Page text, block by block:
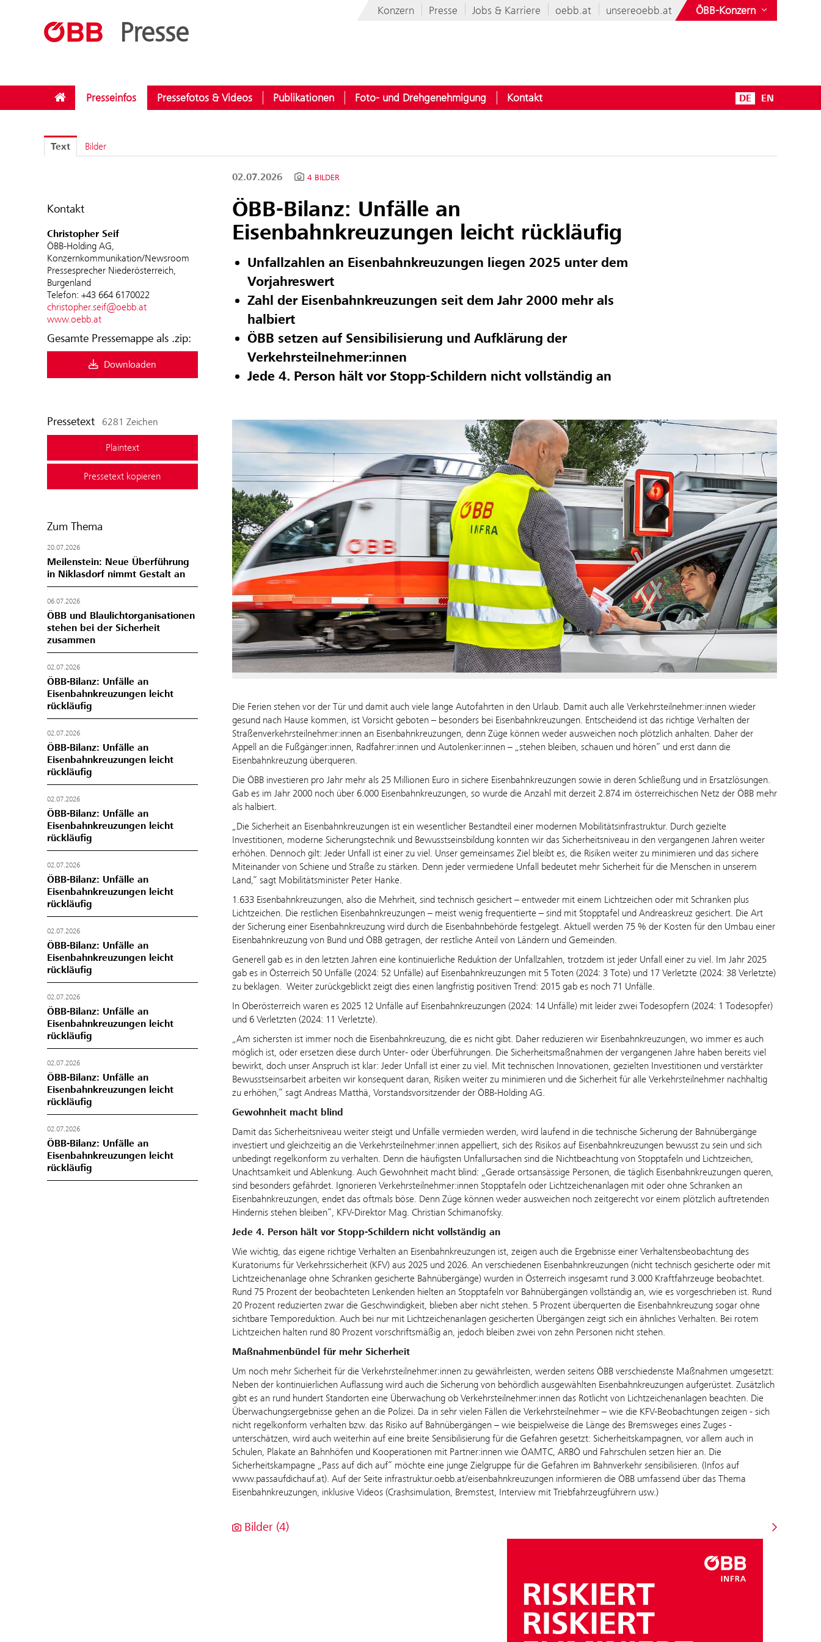
Presse
Konzern Presse Jobs & Karriere oebb.at unsereoebb.at ÖBB-Konzern
Presseinfos Pressefotos & Videos Publikationen Foto- und Drehgenehmigung Kontakt DE EN
Text Bilder
Kontakt
Christopher Seif
ÖBB-Holding AG,
Konzernkommunikation/Newsroom
Pressesprecher Niederösterreich,
Burgenland
Telefon: +43 664 6170022
christopher.seif@oebb.at
www.oebb.at
Gesamte Pressemappe als .zip:
Downloaden
Pressetext 6281 Zeichen
Plaintext
Pressetext kopieren
Zum Thema
20.07.2026
Meilenstein: Neue Überführung
in Niklasdorf nimmt Gestalt an
06.07.2026
ÖBB und Blaulichtorganisationen
stehen bei der Sicherheit
zusammen
02.07.2026
ÖBB-Bilanz: Unfälle an
Eisenbahnkreuzungen leicht
rückläufig
02.07.2026
ÖBB-Bilanz: Unfälle an
Eisenbahnkreuzungen leicht
rückläufig
02.07.2026
ÖBB-Bilanz: Unfälle an
Eisenbahnkreuzungen leicht
rückläufig
02.07.2026
ÖBB-Bilanz: Unfälle an
Eisenbahnkreuzungen leicht
rückläufig
02.07.2026
ÖBB-Bilanz: Unfälle an
Eisenbahnkreuzungen leicht
rückläufig
02.07.2026
ÖBB-Bilanz: Unfälle an
Eisenbahnkreuzungen leicht
rückläufig
02.07.2026
ÖBB-Bilanz: Unfälle an
Eisenbahnkreuzungen leicht
rückläufig
02.07.2026
ÖBB-Bilanz: Unfälle an
Eisenbahnkreuzungen leicht
rückläufig
02.07.2026 4 BILDER
ÖBB-Bilanz: Unfälle an
Eisenbahnkreuzungen leicht rückläufig
Unfallzahlen an Eisenbahnkreuzungen liegen 2025 unter dem
Vorjahreswert
Zahl der Eisenbahnkreuzungen seit dem Jahr 2000 mehr als
halbiert
ÖBB setzen auf Sensibilisierung und Aufklärung der
Verkehrsteilnehmer:innen
Jede 4. Person hält vor Stopp-Schildern nicht vollständig an
Die Ferien stehen vor der Tür und damit auch viele lange Autofahrten in den Urlaub. Damit auch alle Verkehrsteilnehmer:innen wieder
gesund nach Hause kommen, ist Vorsicht geboten – besonders bei Eisenbahnkreuzungen. Entscheidend ist das richtige Verhalten der
Straßenverkehrsteilnehmer:innen an Eisenbahnkreuzungen, denn Züge können weder ausweichen noch plötzlich anhalten. Daher der
Appell an die Fußgänger:innen, Radfahrer:innen und Autolenker:innen – „stehen bleiben, schauen und hören“ und erst dann die
Eisenbahnkreuzung überqueren.
Die ÖBB investieren pro Jahr mehr als 25 Millionen Euro in sichere Eisenbahnkreuzungen sowie in deren Schließung und in Ersatzlösungen.
Gab es im Jahr 2000 noch über 6.000 Eisenbahnkreuzungen, so wurde die Anzahl mit derzeit 2.874 im österreichischen Netz der ÖBB mehr
als halbiert.
„Die Sicherheit an Eisenbahnkreuzungen ist ein wesentlicher Bestandteil einer modernen Mobilitätsinfrastruktur. Durch gezielte
Investitionen, moderne Sicherungstechnik und Bewusstseinsbildung konnten wir das Sicherheitsniveau in den vergangenen Jahren weiter
erhöhen. Dennoch gilt: Jeder Unfall ist einer zu viel. Unser gemeinsames Ziel bleibt es, die Risiken weiter zu minimieren und das sichere
Miteinander von Schiene und Straße zu stärken. Denn jeder vermiedene Unfall bedeutet mehr Sicherheit für die Menschen in unserem
Land,“ sagt Mobilitätsminister Peter Hanke.
1.633 Eisenbahnkreuzungen, also die Mehrheit, sind technisch gesichert – entweder mit einem Lichtzeichen oder mit Schranken plus
Lichtzeichen. Die restlichen Eisenbahnkreuzungen – meist wenig frequentierte – sind mit Stopptafel und Andreaskreuz gesichert. Die Art
der Sicherung einer Eisenbahnkreuzung wird durch die Eisenbahnbehörde festgelegt. Aktuell werden 75 % der Kosten für den Umbau einer
Eisenbahnkreuzung von Bund und ÖBB getragen, der restliche Anteil von Ländern und Gemeinden.
Generell gab es in den letzten Jahren eine kontinuierliche Reduktion der Unfallzahlen, trotzdem ist jeder Unfall einer zu viel. Im Jahr 2025
gab es in Österreich 50 Unfälle (2024: 52 Unfälle) auf Eisenbahnkreuzungen mit 5 Toten (2024: 3 Tote) und 17 Verletzte (2024: 38 Verletzte)
zu beklagen. Weiter zurückgeblickt zeigt dies einen langfristig positiven Trend: 2015 gab es noch 71 Unfälle.
In Oberösterreich waren es 2025 12 Unfälle auf Eisenbahnkreuzungen (2024: 14 Unfälle) mit leider zwei Todesopfern (2024: 1 Todesopfer)
und 6 Verletzten (2024: 11 Verletzte).
„Am sichersten ist immer noch die Eisenbahnkreuzung, die es nicht gibt. Daher reduzieren wir Eisenbahnkreuzungen, wo immer es auch
möglich ist, oder ersetzen diese durch Unter- oder Überführungen. Die Sicherheitsmaßnahmen der vergangenen Jahre haben bereits viel
bewirkt, doch unser Anspruch ist klar: Jeder Unfall ist einer zu viel. Mit technischen Innovationen, gezielten Investitionen und verstärkter
Bewusstseinsarbeit arbeiten wir konsequent daran, Risiken weiter zu minimieren und die Sicherheit für alle Verkehrsteilnehmer nachhaltig
zu erhöhen,“ sagt Andreas Matthä, Vorstandsvorsitzender der ÖBB-Holding AG.
Gewohnheit macht blind
Damit das Sicherheitsniveau weiter steigt und Unfälle vermieden werden, wird laufend in die technische Sicherung der Bahnübergänge
investiert und gleichzeitig an die Verkehrsteilnehmer:innen appelliert, sich des Risikos auf Eisenbahnkreuzungen bewusst zu sein und sich
unbedingt regelkonform zu verhalten. Denn die häufigsten Unfallursachen sind die Nichtbeachtung von Stopptafeln und Lichtzeichen,
Unachtsamkeit und Ablenkung. Auch Gewohnheit macht blind:
Gerade ortsansässige Personen, die täglich Eisenbahnkreuzungen queren,
sind besonders gefährdet. Ignorieren Verkehrsteilnehmer:innen Stopptafeln oder Lichtzeichenanlagen mit oder ohne Schranken an
Eisenbahnkreuzungen, endet das oftmals böse. Denn Züge können weder ausweichen noch zeitgerecht vor einem plötzlich auftretenden
Hindernis stehen bleiben“, KFV-Direktor Mag. Christian Schimanofsky.
Jede 4. Person hält vor Stopp-Schildern nicht vollständig an
Wie wichtig, das eigene richtige Verhalten an Eisenbahnkreuzungen ist, zeigen auch die Ergebnisse einer Verhaltensbeobachtung des
Kuratoriums für Verkehrssicherheit (KFV) aus 2025 und 2026. An verschiedenen Eisenbahnkreuzungen (nicht technisch gesicherte oder mit
Lichtzeichenanlage ohne Schranken gesicherte Bahnübergänge) wurden in Österreich insgesamt rund 3.000 Kraftfahrzeuge beobachtet.
Rund 75 Prozent der beobachteten Lenkenden hielten an Stopptafeln vor Bahnübergängen vollständig an, wie es vorgeschrieben ist. Rund
20 Prozent reduzierten zwar die Geschwindigkeit, blieben aber nicht stehen. 5 Prozent überquerten die Eisenbahnkreuzung sogar ohne
sichtbare Temporeduktion. Auch bei nur mit Lichtzeichenanlagen gesicherten Übergängen zeigt sich ein ähnliches Verhalten. Bei rotem
Lichtzeichen halten rund 80 Prozent vorschriftsmäßig an, jedoch bleiben zwei von zehn Personen nicht stehen.
Maßnahmenbündel für mehr Sicherheit
Um noch mehr Sicherheit für die Verkehrsteilnehmer:innen zu gewährleisten, werden seitens ÖBB verschiedenste Maßnahmen umgesetzt:
Neben der kontinuierlichen Auflassung wird auch die Sicherung von behördlich ausgewählten Eisenbahnkreuzungen aufgerüstet. Zusätzlich
gibt es an rund hundert Standorten eine Überwachung ob Verkehrsteilnehmer:innen das Rotlicht von Lichtzeichenanlagen beachten. Die
Überwachungsergebnisse gehen an die Polizei. Da in sehr vielen Fällen die Verkehrsteilnehmer – wie die KFV-Beobachtungen zeigen - sich
nicht regelkonform verhalten bzw. das Risiko auf Bahnübergängen – wie beispielweise die Länge des Bremsweges eines Zuges -
unterschätzen, wird auch weiterhin auf eine breite Sensibilisierung für die Gefahren gesetzt: Sicherheitskampagnen, vor allem auch in
Schulen, Plakate an Bahnhöfen und Kooperationen mit Partner:innen wie ÖAMTC, ARBÖ und Fahrschulen setzen hier an. Die
Sicherheitskampagne „Pass auf dich auf“ möchte eine junge Zielgruppe für die Gefahren im Bahnverkehr sensibilisieren. (Infos auf
www.passaufdichauf.at). Auf der Seite infrastruktur.oebb.at/eisenbahnkreuzungen informieren die ÖBB umfassend über das Thema
Eisenbahnkreuzungen, inklusive Videos (Crashsimulation, Bremstest, Interview mit Triebfahrzeugführern usw.)
Bilder (4)